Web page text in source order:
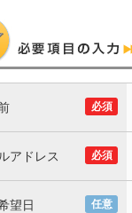
必須
必須
アドレス
任意
望日